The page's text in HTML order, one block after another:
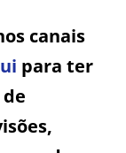
canais
para ter